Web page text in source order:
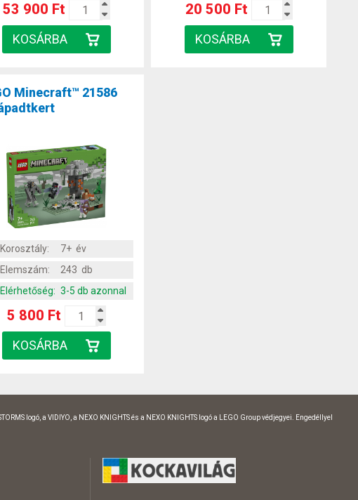
53 900 Ft 20 500 Ft
Minecraft™ 21586
Korosztály:
7+ év
Elemszám:
243 db
Elérhetőség: 3-5 db azonnal
5 800 Ft
logó, a VIDIYO, a NEXO KNIGHTS és a NEXO KNIGHTS logó a LEGO Group védjegyei. Engedéllyel